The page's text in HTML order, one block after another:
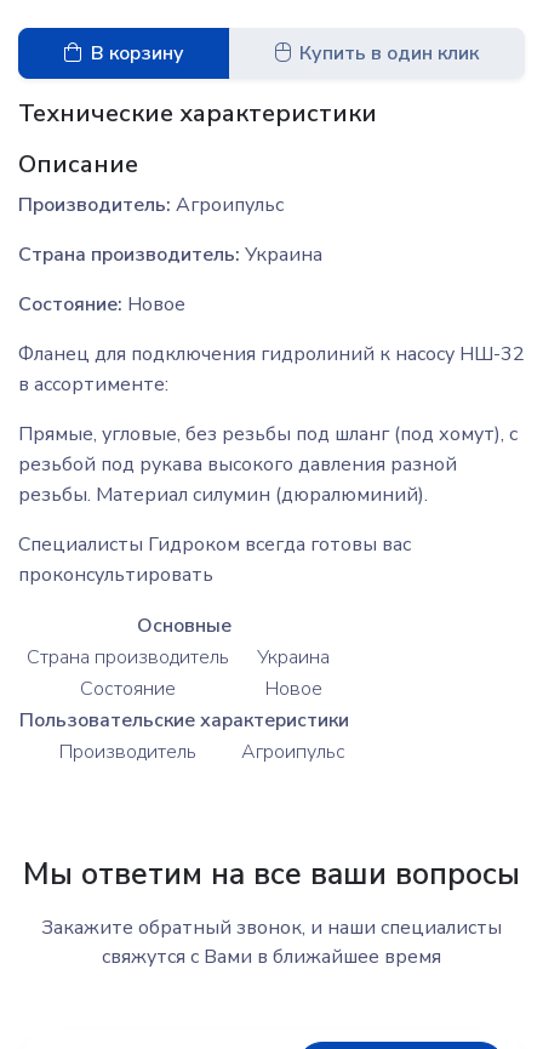
В корзину Купить в один клик
Технические характеристики
Описание
Производитель: Агроипульс
Страна производитель: Украина
Состояние: Новое
Фланец для подключения гидролиний к насосу НШ-32
в ассортименте:
Прямые, угловые, без резьбы под шланг (под хомут), с
резьбой под рукава высокого давления разной
резьбы. Материал силумин (дюралюминий).
Специалисты Гидроком всегда готовы вас
проконсультировать
Основные
Страна производитель
Украина
Состояние
Новое
Пользовательские характеристики
Производитель
Агроипульс
Мы ответим на все ваши вопросы
Закажите обратный звонок, и наши специалисты
свяжутся с Вами в ближайшее время